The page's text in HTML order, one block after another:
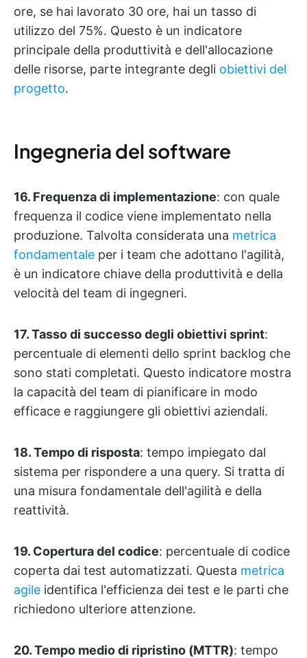
ore, se hai lavorato 30 ore, hai un tasso di
utilizzo del 75%. Questo è un indicatore
principale della produttività e dell'allocazione
delle risorse, parte integrante degli obiettivi del
progetto.
Ingegneria del software
16. Frequenza di implementazione: con quale
frequenza il codice viene implementato nella
produzione. Talvolta considerata una metrica
fondamentale per i team che adottano l'agilità,
è un indicatore chiave della produttività e della
velocità del team di ingegneri.
17. Tasso di successo degli obiettivi sprint:
percentuale di elementi dello sprint backlog che
sono stati completati. Questo indicatore mostra
la capacità del team di pianificare in modo
efficace e raggiungere gli obiettivi aziendali.
18. Tempo di risposta: tempo impiegato dal
sistema per rispondere a una query. Si tratta di
una misura fondamentale dell'agilità e della
reattività.
19. Copertura del codice: percentuale di codice
coperta dai test automatizzati. Questa metrica
agile identifica l'efficienza dei test e le parti che
richiedono ulteriore attenzione.
20. Tempo medio di ripristino (MTTR): tempo